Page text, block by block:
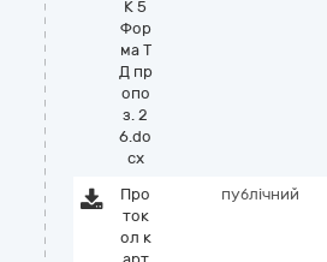
К 5
Фор
ма Т
Д пр
опо
з. 2
6.do
cx
Про
ток
ол к
публічний